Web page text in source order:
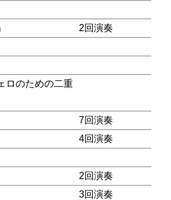
2回演奏
ロのための二重
7回演奏
4回演奏
2回演奏
3回演奏